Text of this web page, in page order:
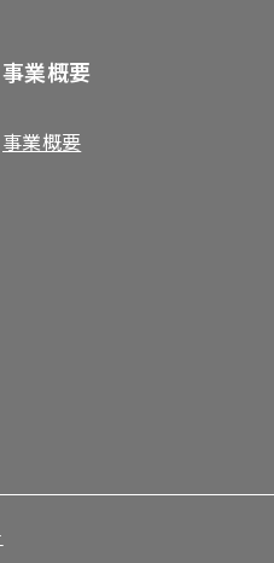
事業概要
事業概要